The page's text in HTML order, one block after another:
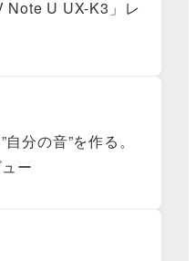
Note U UX-K3」レ
分の音”を作る。
ー